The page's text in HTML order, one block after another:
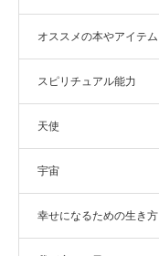
オススメの本やアイテム
スピリチュアル能力
天使
宇宙
幸せになるための生き方